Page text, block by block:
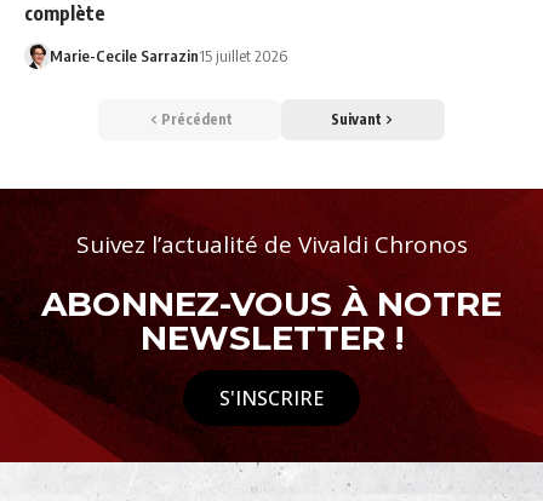
complète
Marie-Cecile Sarrazin15 juillet 2026
Précédent Suivant
Suivez l’actualité de Vivaldi Chronos
ABONNEZ-VOUS À NOTRE
NEWSLETTER !
S'INSCRIRE